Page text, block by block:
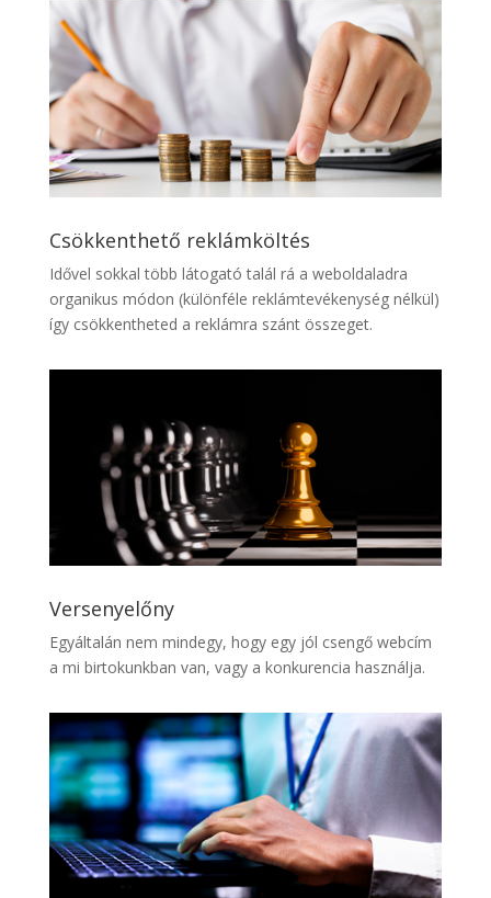
Csökkenthető reklámköltés
Idővel sokkal több látogató talál rá a weboldaladra
organikus módon (különféle reklámtevékenység nélkül)
így csökkentheted a reklámra szánt összeget.
Versenyelőny
Egyáltalán nem mindegy, hogy egy jól csengő webcím
a mi birtokunkban van, vagy a konkurencia használja.